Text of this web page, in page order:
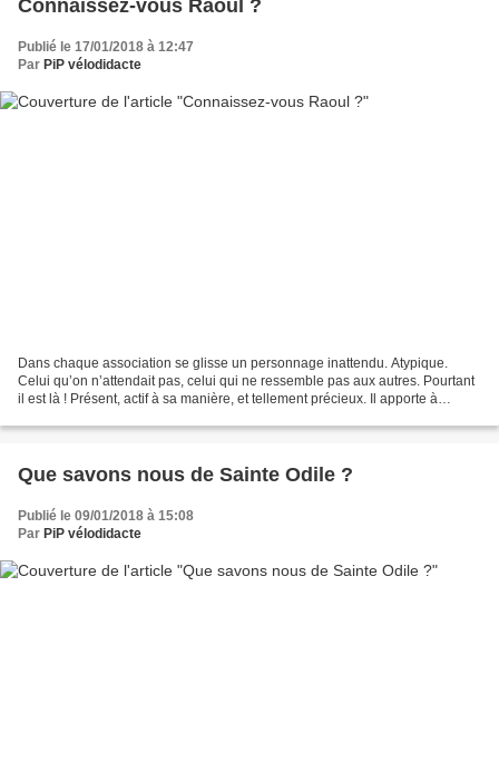
Connaissez-vous Raoul ?
Publié le 17/01/2018 à 12:47
Par PiP vélodidacte
Dans chaque association se glisse un personnage inattendu. Atypique.
Celui qu’on n’attendait pas, celui qui ne ressemble pas aux autres. Pourtant
il est là ! Présent, actif à sa manière, et tellement précieux. Il apporte à
Que savons nous de Sainte Odile ?
Publié le 09/01/2018 à 15:08
Par PiP vélodidacte